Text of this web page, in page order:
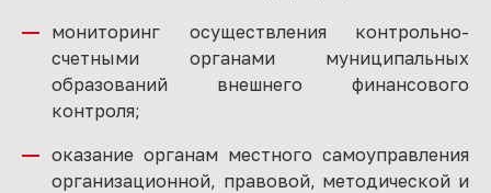
мониторинг осуществления контрольно-
счетными органами муниципальных
образований внешнего финансового
контроля;
оказание органам местного самоуправления
организационной, правовой, методической и